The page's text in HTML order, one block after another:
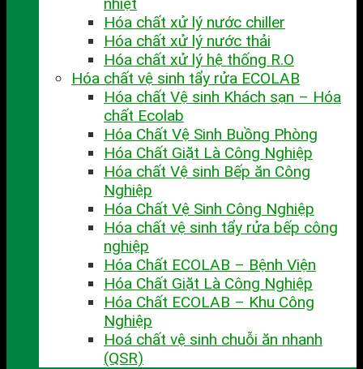
nhiệt
Hóa chất xử lý nước chiller
Hóa chất xử lý nước thải
Hóa chất xử lý hệ thống R.O
Hóa chất vệ sinh tẩy rửa ECOLAB
Hóa chất Vệ sinh Khách sạn – Hóa
chất Ecolab
Hóa Chất Vệ Sinh Buồng Phòng
Hóa Chất Giặt Là Công Nghiệp
Hóa chất Vệ sinh Bếp ăn Công
Nghiệp
Hóa Chất Vệ Sinh Công Nghiệp
Hóa chất vệ sinh tẩy rửa bếp công
nghiệp
Hóa Chất ECOLAB – Bệnh Viện
Hóa Chất Giặt Là Công Nghiệp
Hóa Chất ECOLAB – Khu Công
Nghiệp
Hoá chất vệ sinh chuỗi ăn nhanh
(QSR)